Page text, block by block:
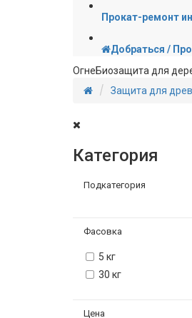
Прокат-ремонт
Добраться /
ОгнеБиозащита для
Защита для
Категория
Подкатегория
Фасовка
5 кг
30 кг
Цена